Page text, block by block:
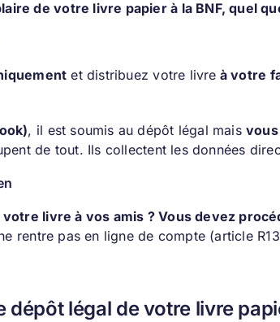
de votre livre papier à la BNF, quel
et distribuez votre livre à votre
, il est soumis au dépôt légal maisvous
de tout. Ils collectent les données
livre à vos amis ? Vous devez
rentre pas en ligne de compte (article
dépôt légal de votre livre